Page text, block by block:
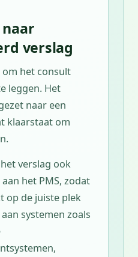
verslag
het consult
leggen. Het
naar een
klaarstaat om
verslag ook
het PMS, zodat
op de juiste plek
systemen zoals